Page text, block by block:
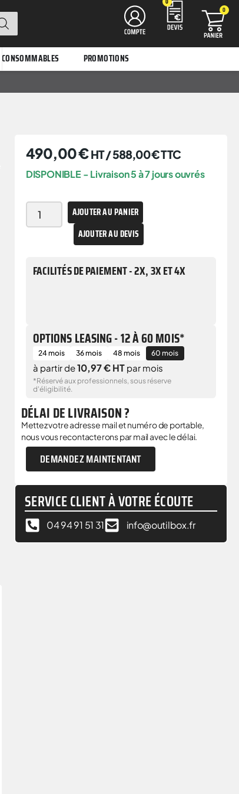
0
CONSOMMABLES PROMOTIONS
490,00€HT /588,00€TTC
DISPONIBLE - Livraison 5 à 7 jours ouvrés
AJOUTER AU PANIER
AJOUTER AU DEVIS
FACILITÉS DE PAIEMENT - 2X, 3X ET 4X
OPTIONS LEASING - 12 À 60 MOIS*
24 mois 36 mois 48 mois 60 mois
à partir de10,97 € HTpar mois
*Réservé aux professionnels, sous réserve
d'éligibilité.
DÉLAI DE LIVRAISON ?
Mettez votre adresse mail et numéro de portable,
nous vous recontacterons par mail avec le délai.
DEMANDEZ MAINTENTANT
SERVICE CLIENT À VOTRE ÉCOUTE
04 94 91 51 31 info@outilbox.fr